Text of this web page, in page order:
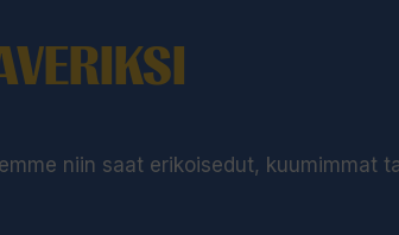
niin saat erikoisedut, kuumimmat